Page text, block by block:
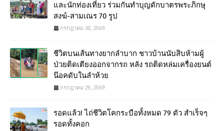
และนักท่องเที่ยว ร่วมกันทำบุญตักบาตรพระภิกษุ
สงฆ์-สามเณร 70 รูป
กรกฎาคม 30, 2569
ชีวิตบนเส้นทางยากลำบาก ชาวบ้านนับสิบห้ามผู้
ป่วยติดเตียงออกจากรถ หลัง รถติดหล่มเครื่องยนต์
น๊อคดับในลำห้วย
กรกฎาคม 29, 2569
รอดแล้ว! ไถ่ชีวิตโคกระบือทั้งหมด 79 ตัว สำเร็จๆ
รอดทั้งคอก